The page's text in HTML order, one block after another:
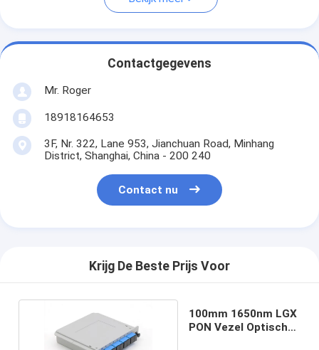
Contactgegevens
Mr. Roger
18918164653
3F, Nr. 322, Lane 953, Jianchuan Road, Minhang
District, Shanghai, China - 200 240
Contact nu
Krijg De Beste Prijs Voor
100mm 1650nm LGX
PON Vezel Optische